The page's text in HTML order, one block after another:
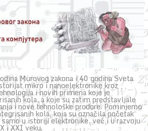
Murovog zakona i 40 godina Sveta
mikro i nanoelektronike kroz
i novih primena koje je
kola, a koje su zatim predstavljale
i nove tehnološke prodore. Pominjemo
kola, koja su označila početak
u istoriji elektronike, već i u razvoju
i XXI veku.